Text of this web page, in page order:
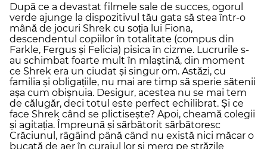
După ce a devastat filmele sale de succes, ogorul
verde ajunge la dispozitivul tău gata să stea într-o
mână de jocuri Shrek cu soția lui Fiona,
descendentul copiilor în totalitate (compus din
Farkle, Fergus și Felicia) pisica în cizme. Lucrurile s-
au schimbat foarte mult în mlaștină, din moment
ce Shrek era un ciudat și singur om. Astăzi, cu
familia și obligațiile, nu mai are timp să sperie sătenii
așa cum obișnuia. Desigur, acestea nu se mai tem
de călugăr, deci totul este perfect echilibrat. Și ce
face Shrek când se plictisește? Apoi, cheamă colegii
și agitația. Împreună și sărbătorit sărbătoresc
Crăciunul, râgâind până când nu există nici măcar o
bucată de aer în curajul lor și merg pe străzile